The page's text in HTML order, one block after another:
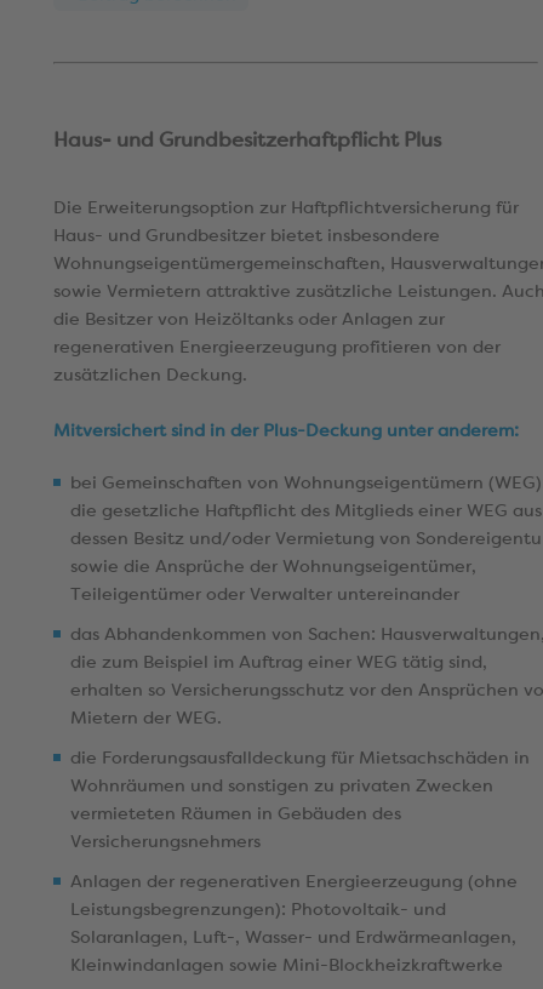
Haus- und Grundbesitzerhaftpflicht Plus
Die Erweiterungsoption zur Haftpflichtversicherung für
Haus- und Grundbesitzer bietet insbesondere
Wohnungseigentümergemeinschaften,
sowie Vermietern attraktive zusätzliche Leistungen.
die Besitzer von Heizöltanks oder Anlagen zur
regenerativen Energieerzeugung profitieren von der
zusätzlichen Deckung.
Mitversichert sind in der Plus-Deckung unter anderem:
bei Gemeinschaften von Wohnungseigentümern
die gesetzliche Haftpflicht des Mitglieds einer WEG aus
dessen Besitz und/oder Vermietung von
sowie die Ansprüche der Wohnungseigentümer,
Teileigentümer oder Verwalter untereinander
das Abhandenkommen von Sachen:
die zum Beispiel im Auftrag einer WEG tätig sind,
erhalten so Versicherungsschutz vor den Ansprüchen
Mietern der WEG.
die Forderungsausfalldeckung für Mietsachschäden in
Wohnräumen und sonstigen zu privaten Zwecken
vermieteten Räumen in Gebäuden des
Versicherungsnehmers
Anlagen der regenerativen Energieerzeugung (ohne
Leistungsbegrenzungen): Photovoltaik- und
Solaranlagen, Luft-, Wasser- und Erdwärmeanlagen,
Kleinwindanlagen sowie Mini-Blockheizkraftwerke